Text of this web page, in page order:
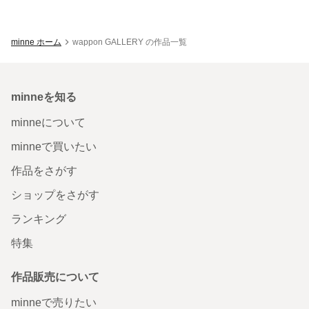
minne ホーム wappon GALLERY の作品一覧
minneを知る
minneについて
minneで買いたい
作品をさがす
ショップをさがす
ランキング
特集
作品販売について
minneで売りたい